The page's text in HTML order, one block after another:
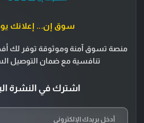
سوق إن... إعلانك
منصة تسوق آمنة وموثوقة توفر لك
تنافسية مع ضمان التوصيل
اشترك في النشرة